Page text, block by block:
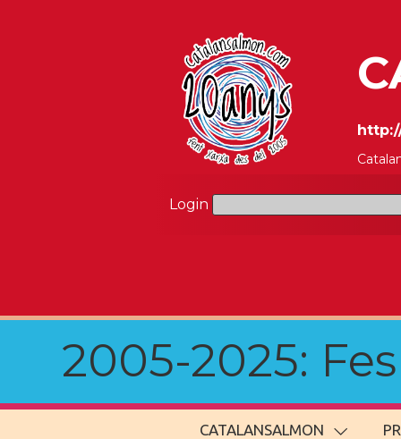
Login
2005-2025:
CATALANSALMON